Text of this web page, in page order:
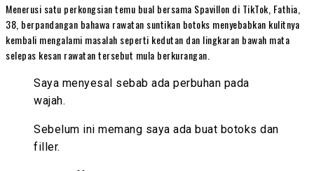
Menerusi satu perkongsian temu bual bersama Spavillon di TikTok, Fathia,
38, berpandangan bahawa rawatan suntikan botoks menyebabkan kulitnya
kembali mengalami masalah seperti kedutan dan lingkaran bawah mata
selepas kesan rawatan tersebut mula berkurangan.
Saya menyesal sebab ada perbuhan pada
wajah.
Sebelum ini memang saya ada buat botoks dan
filler.